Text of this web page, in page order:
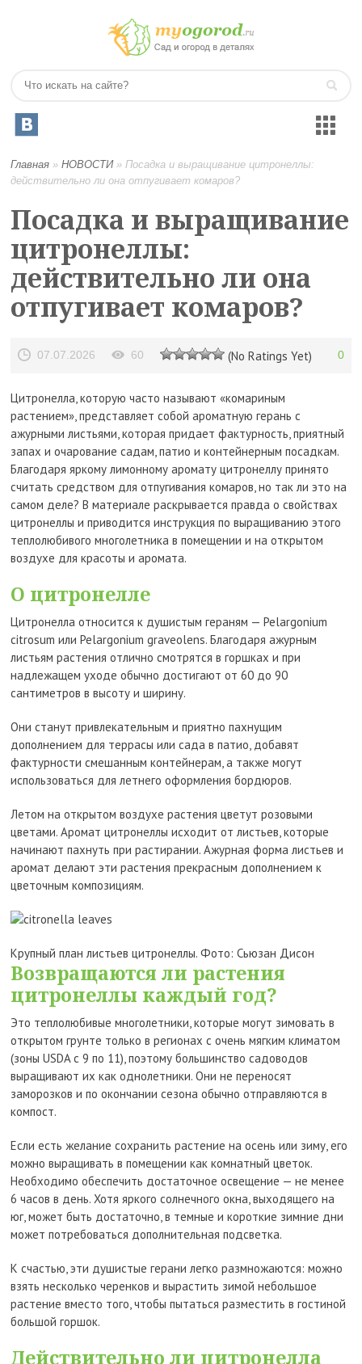
Главная »НОВОСТИ»Посадка и выращивание цитронеллы:
действительно ли она отпугивает комаров?
Посадка и выращивание
цитронеллы:
действительно ли она
отпугивает комаров?
07.07.2026 60 (No Ratings Yet) 0
Цитронелла, которую часто называют «комариным
растением», представляет собой ароматную герань с
ажурными листьями, которая придает фактурность, приятный
запах и очарование садам, патио и контейнерным посадкам.
Благодаря яркому лимонному аромату цитронеллу принято
считать средством для отпугивания комаров, но так ли это на
самом деле? В материале раскрывается правда о свойствах
цитронеллы и приводится инструкция по выращиванию этого
теплолюбивого многолетника в помещении и на открытом
воздухе для красоты и аромата.
О цитронелле
Цитронелла относится к душистым гераням — Pelargonium
citrosum или Pelargonium graveolens. Благодаря ажурным
листьям растения отлично смотрятся в горшках и при
надлежащем уходе обычно достигают от 60 до 90
сантиметров в высоту и ширину.
Они станут привлекательным и приятно пахнущим
дополнением для террасы или сада в патио, добавят
фактурности смешанным контейнерам, а также могут
использоваться для летнего оформления бордюров.
Летом на открытом воздухе растения цветут розовыми
цветами. Аромат цитронеллы исходит от листьев, которые
начинают пахнуть при растирании. Ажурная форма листьев и
аромат делают эти растения прекрасным дополнением к
цветочным композициям.
Крупный план листьев цитронеллы. Фото: Сьюзан Дисон
Возвращаются ли растения
цитронеллы каждый год?
Это теплолюбивые многолетники, которые могут зимовать в
открытом грунте только в регионах с очень мягким климатом
(зоны USDA с 9 по 11), поэтому большинство садоводов
выращивают их как однолетники. Они не переносят
заморозков и по окончании сезона обычно отправляются в
компост.
Если есть желание сохранить растение на осень или зиму, его
можно выращивать в помещении как комнатный цветок.
Необходимо обеспечить достаточное освещение — не менее
6 часов в день. Хотя яркого солнечного окна, выходящего на
юг, может быть достаточно, в темные и короткие зимние дни
может потребоваться дополнительная подсветка.
К счастью, эти душистые герани легко размножаются: можно
взять несколько черенков и вырастить зимой небольшое
растение вместо того, чтобы пытаться разместить в гостиной
большой горшок.
Действительно ли цитронелла